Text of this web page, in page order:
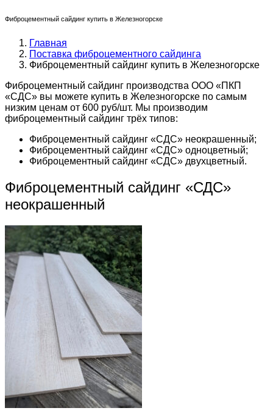
Фиброцементный сайдинг купить в Железногорске
Главная
Поставка фиброцементного сайдинга
Фиброцементный сайдинг купить в Железногорске
Фиброцементный сайдинг производства ООО «ПКП
«СДС» вы можете купить в Железногорске по самым
низким ценам от 600 руб/шт. Мы производим
фиброцементный сайдинг трёх типов:
Фиброцементный сайдинг «СДС» неокрашенный;
Фиброцементный сайдинг «СДС» одноцветный;
Фиброцементный сайдинг «СДС» двухцветный.
Фиброцементный сайдинг «СДС»
неокрашенный